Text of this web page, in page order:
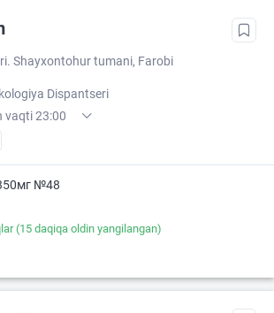
Shayxontohur tumani, Farobi
Dispantseri
vaqti 23:00
XX-XX
№48
(15 daqiqa oldin yangilangan)